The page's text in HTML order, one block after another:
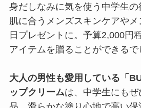
身だしなみに気を使う中学生
肌に合うメンズスキンケアや
日プレゼントに。予算2,000円
アイテムを贈ることができるで
大人の男性も愛用している「
ップクリームは、中学生にも